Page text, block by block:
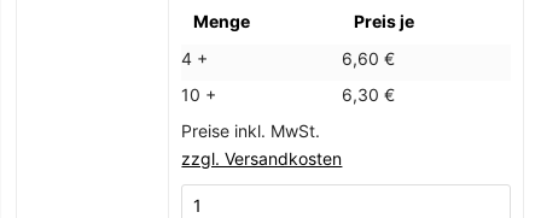
Menge
Preis je
4 +
6,60 €
10 +
6,30 €
Preise inkl. MwSt.
zzgl. Versandkosten